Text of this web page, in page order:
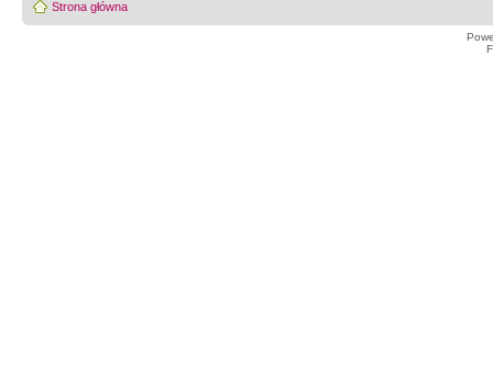
Strona główna